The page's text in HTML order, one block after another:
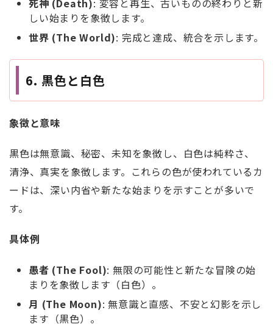
死神 (Death): 変容と再生、古いものの終わりと新
しい始まりを象徴します。
世界 (The World): 完成と達成、統合を示します。
6. 黒色と白色
象徴と意味
黒色は無意識、秘密、未知を象徴し、白色は純粋さ、
清浄、真実を象徴します。これらの色が使われているカ
ードは、深い内省や新たな始まりを示すことが多いで
す。
具体例
愚者 (The Fool): 無限の可能性と新たな冒険の始
まりを象徴します（白色）。
月 (The Moon): 無意識と直感、不安と幻影を示し
ます（黒色）。